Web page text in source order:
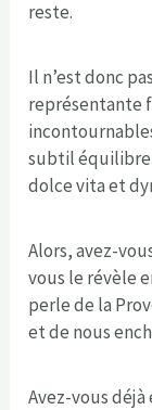
reste.
Il n’est donc
représentante
subtil
dolce vita et
Alors, avez-
vous le révèle
perle de la
et de nous
Avez-vous déjà